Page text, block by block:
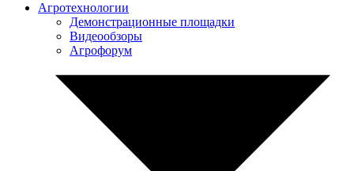
Агротехнологии
Демонстрационные площадки
Видеообзоры
Агрофорум